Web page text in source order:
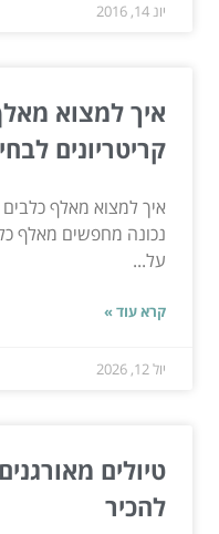
יונ 14, 2016
איך למצוא
קריטריונים
איך למצוא מאלף כלבים
נכונה מחפשים מאלף
על...
קרא עוד »
יול 12, 2026
טיולים
להכיר